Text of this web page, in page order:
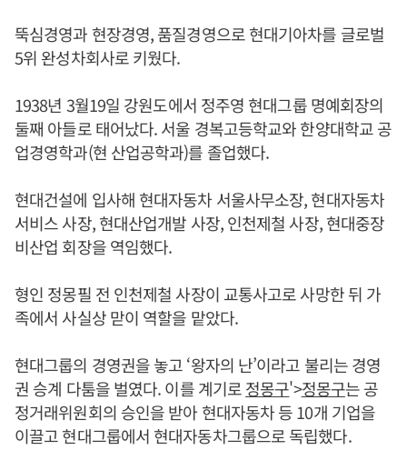
뚝심경영과 현장경영, 품질경영으로 현대기아차를 글로벌
5위 완성차회사로 키웠다.
1938년 3월19일 강원도에서 정주영 현대그룹 명예회장의
둘째 아들로 태어났다. 서울 경복고등학교와 한양대학교 공
업경영학과(현 산업공학과)를 졸업했다.
현대건설에 입사해 현대자동차 서울사무소장, 현대자동차
서비스 사장, 현대산업개발 사장, 인천제철 사장, 현대중장
비산업 회장을 역임했다.
형인 정몽필 전 인천제철 사장이 교통사고로 사망한 뒤 가
족에서 사실상 맏이 역할을 맡았다.
현대그룹의 경영권을 놓고 ‘왕자의 난’이라고 불리는 경영
권 승계 다툼을 벌였다. 이를 계기로정몽구'>정몽구는 공
정거래위원회의 승인을 받아 현대자동차 등 10개 기업을
이끌고 현대그룹에서 현대자동차그룹으로 독립했다.